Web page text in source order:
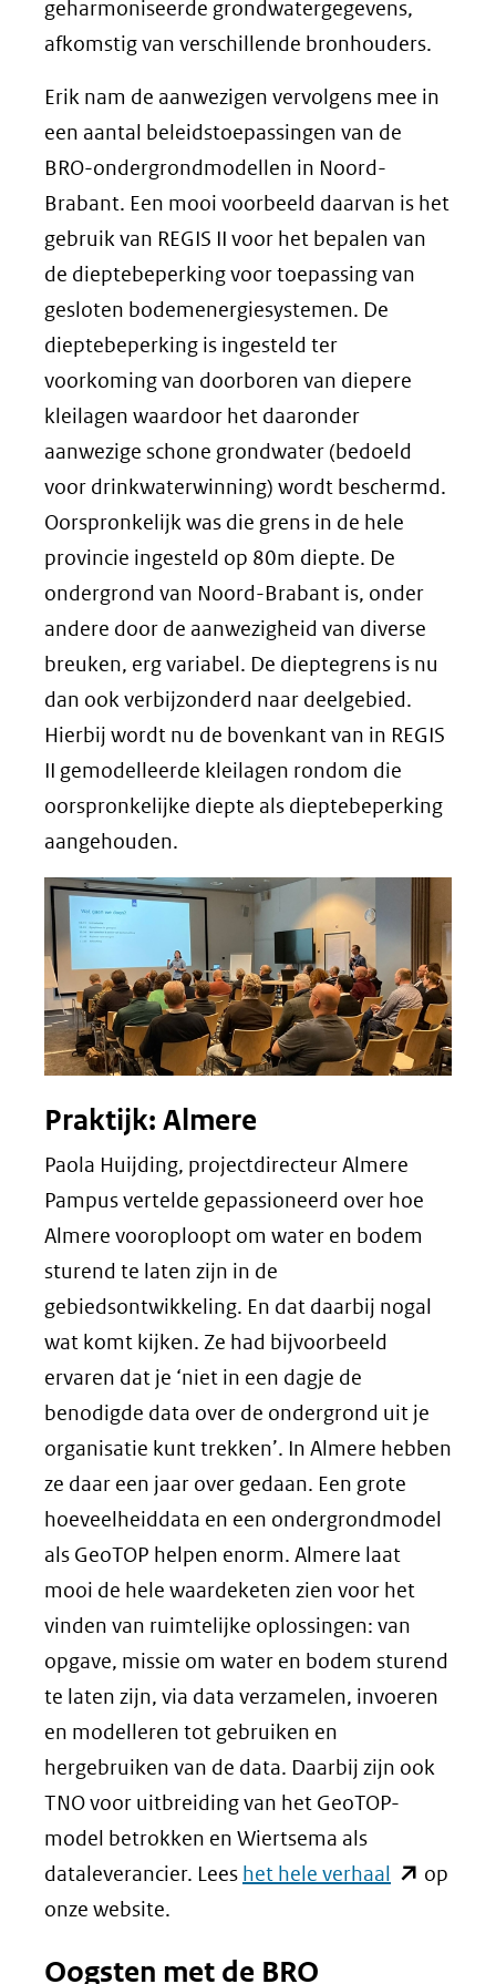
geharmoniseerde grondwatergegevens,
afkomstig van verschillende bronhouders.
Erik nam de aanwezigen vervolgens mee in
een aantal beleidstoepassingen van de
BRO-ondergrondmodellen in Noord-
Brabant. Een mooi voorbeeld daarvan is het
gebruik van REGIS II voor het bepalen van
de dieptebeperking voor toepassing van
gesloten bodemenergiesystemen. De
dieptebeperking is ingesteld ter
voorkoming van doorboren van diepere
kleilagen waardoor het daaronder
aanwezige schone grondwater (bedoeld
voor drinkwaterwinning) wordt beschermd.
Oorspronkelijk was die grens in de hele
provincie ingesteld op 80m diepte. De
ondergrond van Noord-Brabant is, onder
andere door de aanwezigheid van diverse
breuken, erg variabel. De dieptegrens is nu
dan ook verbijzonderd naar deelgebied.
Hierbij wordt nu de bovenkant van in REGIS
II gemodelleerde kleilagen rondom die
oorspronkelijke diepte als dieptebeperking
aangehouden.
Praktijk: Almere
Paola Huijding, projectdirecteur Almere
Pampus vertelde gepassioneerd over hoe
Almere vooroploopt om water en bodem
sturend te laten zijn in de
gebiedsontwikkeling. En dat daarbij nogal
wat komt kijken. Ze had bijvoorbeeld
ervaren dat je ‘niet in een dagje de
benodigde data over de ondergrond uit je
organisatie kunt trekken’. In Almere hebben
ze daar een jaar over gedaan. Een grote
hoeveelheiddata en een ondergrondmodel
als GeoTOP helpen enorm. Almere laat
mooi de hele waardeketen zien voor het
vinden van ruimtelijke oplossingen: van
opgave, missie om water en bodem sturend
te laten zijn, via data verzamelen, invoeren
en modelleren tot gebruiken en
hergebruiken van de data. Daarbij zijn ook
TNO voor uitbreiding van het GeoTOP-
model betrokken en Wiertsema als
dataleverancier. Lees het hele verhaal (opent
op
onze website.
Oogsten met de BRO